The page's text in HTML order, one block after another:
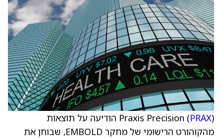
Praxis Precision (PRAX
) הודיעה על תוצאות
מהקוהורט הרישומי של מחקר EMBOLD, שבוחן את